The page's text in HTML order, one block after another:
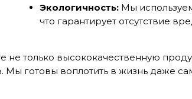
Экологичность: Мы
что гарантирует отсутствие
не только высококачественную
готовы воплотить в жизнь даже